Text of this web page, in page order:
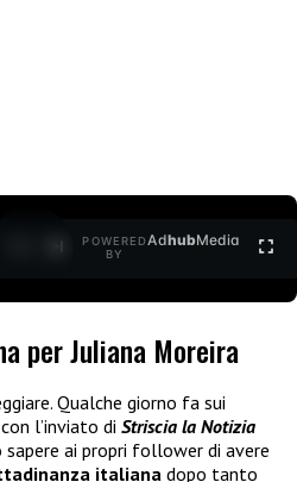
POWERED
BY
AdhubMedia
per Juliana Moreira
Qualche giorno fa sui
l’inviato di Striscia la Notizia
ai propri follower di avere
italiana dopo tanto